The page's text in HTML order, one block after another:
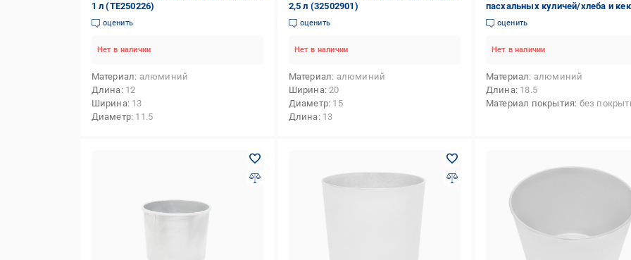
1 л (ТЕ250226)
оценить
Нет в наличии
Материал алюминий
Длина 12
Ширина 13
Диаметр 11.5
2,5 л (32502901)
оценить
Нет в наличии
Материал алюминий
Ширина 20
Диаметр 15
Длина 13
пасхальных куличей/хлеба и
усиленным бортиком по краю 3 л
(88214)
оценить
Нет в наличии
Материал алюминий
Длина 18.5
Материал покрытия без